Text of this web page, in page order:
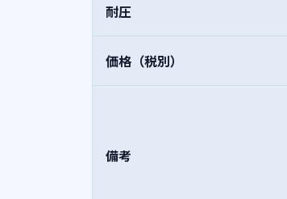
耐圧
価格（税別）
備考